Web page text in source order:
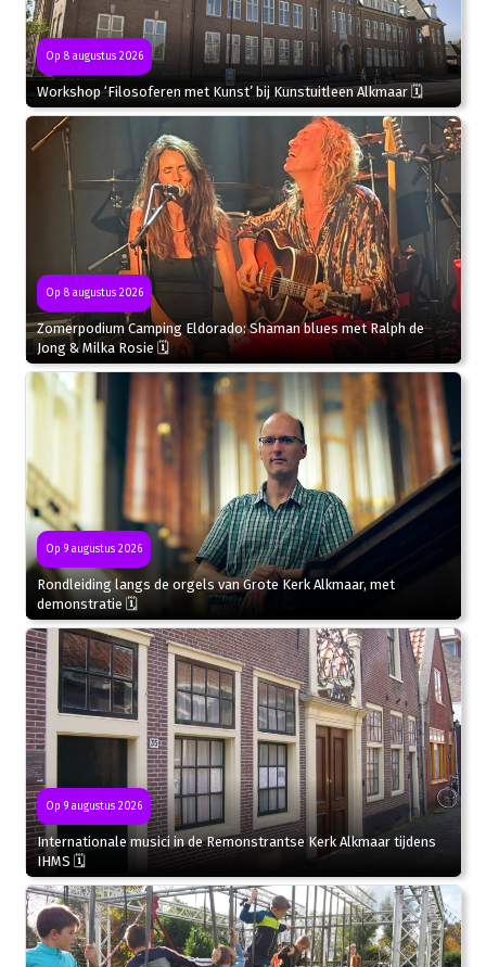
Op 8 augustus 2026
Workshop ‘Filosoferen met Kunst’ bij Kunstuitleen Alkmaar 🗓
Op 8 augustus 2026
Zomerpodium Camping Eldorado: Shaman blues met Ralph de
Jong & Milka Rosie 🗓
Op 9 augustus 2026
Rondleiding langs de orgels van Grote Kerk Alkmaar, met
demonstratie 🗓
Op 9 augustus 2026
Internationale musici in de Remonstrantse Kerk Alkmaar tijdens
IHMS 🗓